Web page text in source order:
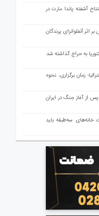
آشفته پاندا مارت در
آنفلوانزای پرندگان
به حراج گذاشته شد
جامع سرشماری ۲۰۲۶ استرالیا؛ زمان برگزاری، نحوه
از آغاز جنگ در ایران
خانه‌های سه‌طبقه باید